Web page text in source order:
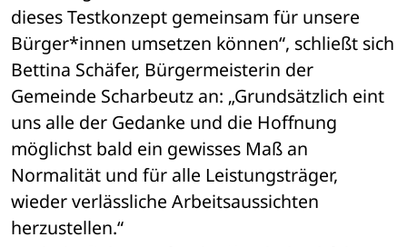
dieses Testkonzept gemeinsam für unsere
Bürger*innen umsetzen können“, schließt sich
Bettina Schäfer, Bürgermeisterin der
Gemeinde Scharbeutz an: „Grundsätzlich eint
uns alle der Gedanke und die Hoffnung
möglichst bald ein gewisses Maß an
Normalität und für alle Leistungsträger,
wieder verlässliche Arbeitsaussichten
herzustellen.“